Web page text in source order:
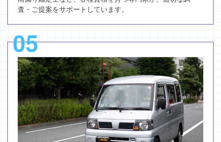
査・ご提案をサポートしています。
05